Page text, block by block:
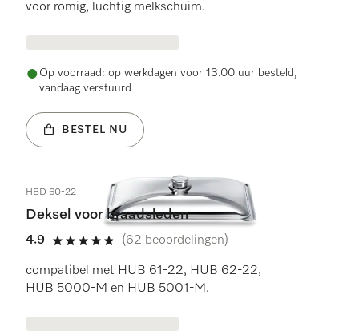
voor romig, luchtig melkschuim.
Op voorraad: op werkdagen voor 13.00 uur besteld,
vandaag verstuurd
BESTEL NU
HBD 60-22
Deksel voor braadsleden
4.9
4.9 sterren op 5
(62 beoordelingen)
compatibel met HUB 61-22, HUB 62-22,
HUB 5000-M en HUB 5001-M.